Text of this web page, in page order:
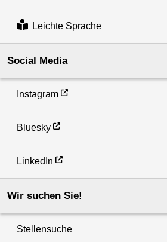
Leichte Sprache
Social Media
Instagram
Bluesky
LinkedIn
Wir suchen Sie!
Stellensuche